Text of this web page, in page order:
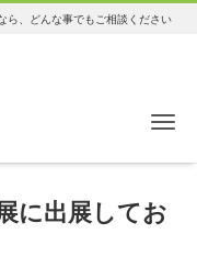
ら、どんな事でもご相談ください
に出展してお